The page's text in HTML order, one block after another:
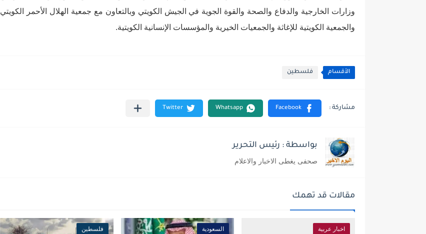
وزارات الخارجية والدفاع والصحة والقوة الجوية في الجيش الكويتي وبالتعاون مع جمعية الهلال الأحمر الكويتي
والجمعية الكويتية للإغاثة والجمعيات الخيرية والمؤسسات الإنسانية الكويتية.
الأقسام فلسطين
بواسطة : رئيس التحرير
صحفى يغطى الاخبار والاعلام
مقالات قد تهمك
اخبار عربية السعودية فلسطين